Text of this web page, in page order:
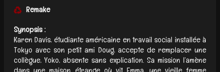
Remake
Synopsis :
Karen Davis, étudiante américaine en travail social installée à
Tokyo avec son petit ami Doug, accepte de remplacer une
collègue, Yoko, absente sans explication. Sa mission l’amène